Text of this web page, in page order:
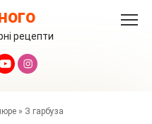
рецепти
» З гарбуза